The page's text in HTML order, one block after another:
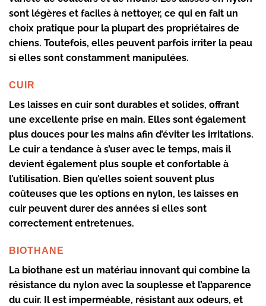
sont légères et faciles à nettoyer, ce qui en fait un
choix pratique pour la plupart des propriétaires de
chiens. Toutefois, elles peuvent parfois irriter la peau
si elles sont constamment manipulées.
CUIR
Les laisses en cuir sont durables et solides, offrant
une excellente prise en main. Elles sont également
plus douces pour les mains afin d’éviter les irritations.
Le cuir a tendance à s’user avec le temps, mais il
devient également plus souple et confortable à
l’utilisation. Bien qu’elles soient souvent plus
coûteuses que les options en nylon, les laisses en
cuir peuvent durer des années si elles sont
correctement entretenues.
BIOTHANE
La biothane est un matériau innovant qui combine la
résistance du nylon avec la souplesse et l’apparence
du cuir. Il est imperméable, résistant aux odeurs, et